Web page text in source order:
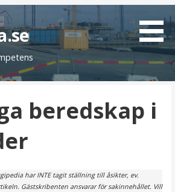
beredskap i
har INTE tagit ställning till åsikter, ev.
Gästskribenten ansvarar för sakinnehållet. Vill